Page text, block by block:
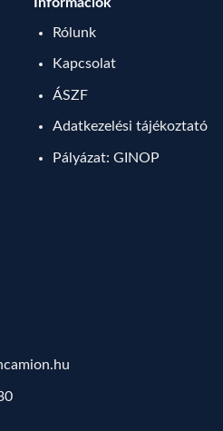
Rólunk
Kapcsolat
ÁSZF
Adatkezelési tájékoztató
Pályázat: GINOP